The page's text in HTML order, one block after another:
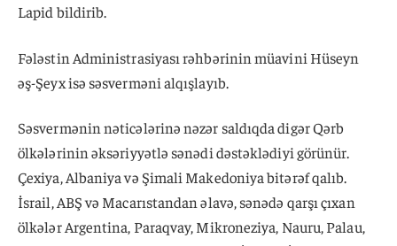
Lapid bildirib.
Fələstin Administrasiyası rəhbərinin müavini Hüseyn
əş-Şeyx isə səsverməni alqışlayıb.
Səsvermənin nəticələrinə nəzər saldıqda digər Qərb
ölkələrinin əksəriyyətlə sənədi dəstəklədiyi görünür.
Çexiya, Albaniya və Şimali Makedoniya bitərəf qalıb.
İsrail, ABŞ və Macarıstandan əlavə, sənədə qarşı çıxan
ölkələr Argentina, Paraqvay, Mikroneziya, Nauru, Palau,